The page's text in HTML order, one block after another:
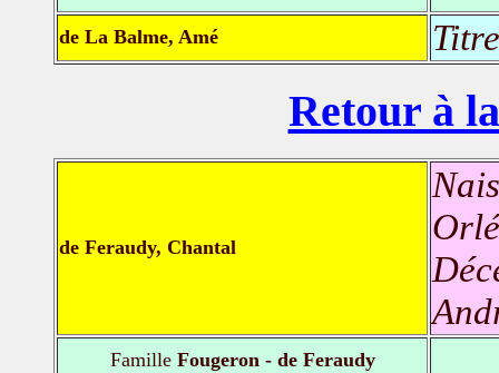
de La Balme, Amé
Retour à
de Feraudy, Chantal
FamilleFougeron - de Feraudy